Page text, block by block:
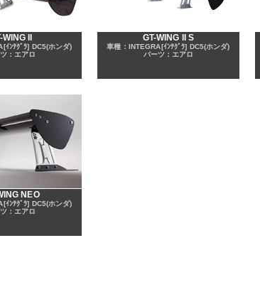
II
ｲﾝﾃｸﾞﾗ] DC5(ホンダ)
：エアロ
GT-WING II S
車種：INTEGRA[ｲﾝﾃｸﾞﾗ] DC5(ホンダ)
パーツ：エアロ
NEO
ｲﾝﾃｸﾞﾗ] DC5(ホンダ)
：エアロ